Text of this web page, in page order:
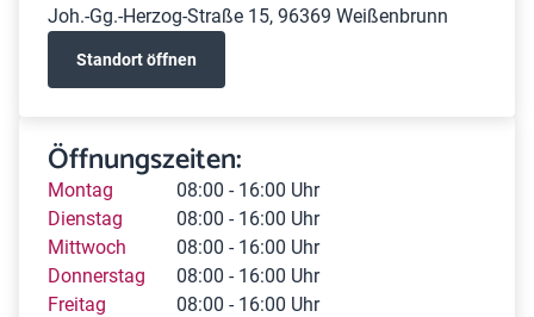
Joh.-Gg.-Herzog-Straße 15, 96369 Weißenbrunn
Standort öffnen
Öffnungszeiten:
Montag
08:00 - 16:00 Uhr
Dienstag
08:00 - 16:00 Uhr
Mittwoch
08:00 - 16:00 Uhr
Donnerstag
08:00 - 16:00 Uhr
Freitag
08:00 - 16:00 Uhr